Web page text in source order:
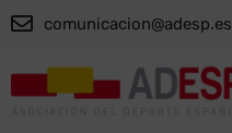
comunicacion@adesp.es